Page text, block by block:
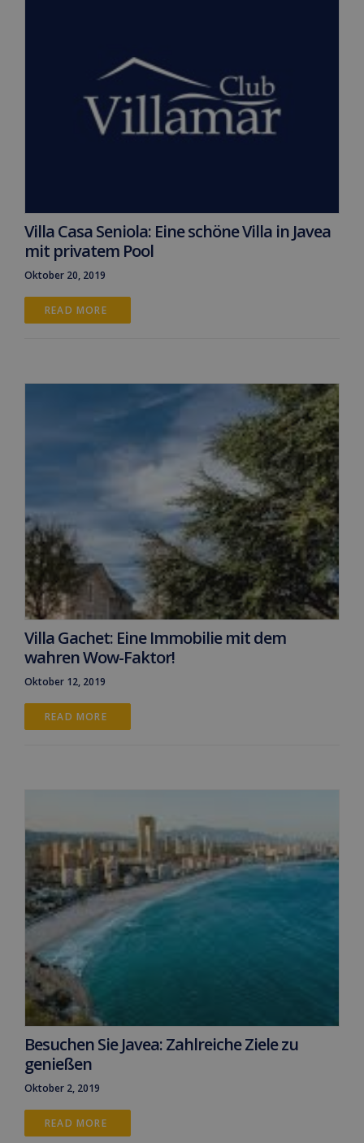
Villa Casa Seniola: Eine schöne Villa in Javea
mit privatem Pool
Oktober 20, 2019
READ MORE
Villa Gachet: Eine Immobilie mit dem
wahren Wow-Faktor!
Oktober 12, 2019
READ MORE
Besuchen Sie Javea: Zahlreiche Ziele zu
genießen
Oktober 2, 2019
READ MORE